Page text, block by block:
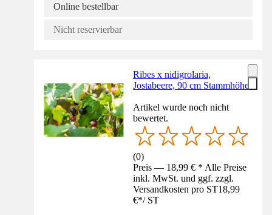
Online bestellbar
Nicht reservierbar
Ribes x nidigrolaria,
Jostabeere, 90 cm Stammhöhe
Artikel wurde noch nicht
bewertet.
(0)
Preis — 18,99 € * Alle Preise
inkl. MwSt. und ggf. zzgl.
Versandkosten pro ST18,99
€*/ ST